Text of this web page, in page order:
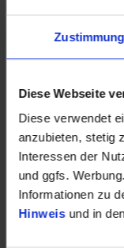
Zustimmung
Diese Webseite
Diese verwendet
anzubieten, stetig
Interessen der
und ggfs.
Informationen zu
Hinweisund in
Kilometer
Erstzulassung
Leistung
Kraftstoffart
Getriebeart
Drive-Assist-
LED ACC-